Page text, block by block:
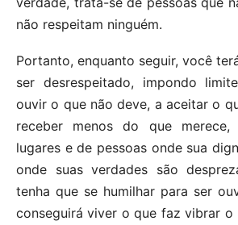
não respeitam ninguém.
Portanto, enquanto seguir, você
ser desrespeitado, impondo
ouvir o que não deve, a aceitar o
receber menos do que merece,
lugares e de pessoas onde sua
onde suas verdades são
tenha que se humilhar para ser
conseguirá viver o que faz vibrar o